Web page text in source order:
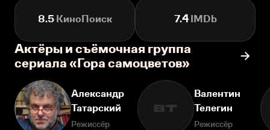
8.5КиноПоиск 7.4IMDb
Актёры и съёмочная группа
сериала «Гора самоцветов»
Александр
Татарский
Режиссёр
ВТ
Валентин
Телегин
Режиссёр